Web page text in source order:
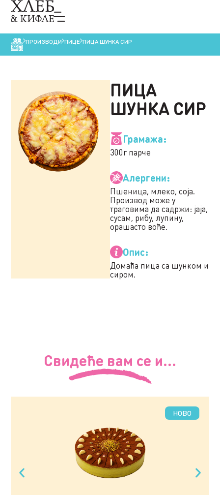
ПРОИЗВОДИ ПИЦЕ ПИЦА ШУНКА СИР
ПИЦА
ШУНКА СИР
Грамажа:
300г парче
Алергени:
Пшеница, млеко, соја.
Производ може у
траговима да садржи: јаја,
сусам, рибу, лупину,
орашасто воће.
Опис:
Домаћа пица са шунком и
сиром.
Свидеће вам се и...
НОВО